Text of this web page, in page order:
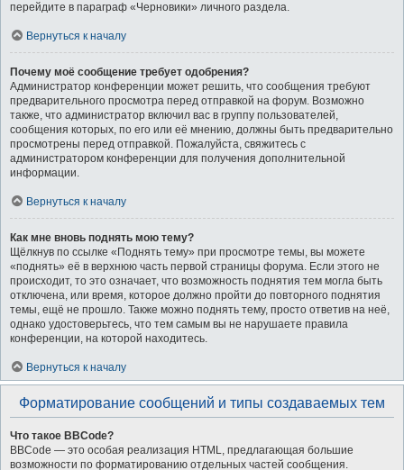
перейдите в параграф «Черновики» личного раздела.
Вернуться к началу
Почему моё сообщение требует одобрения?
Администратор конференции может решить, что сообщения требуют
предварительного просмотра перед отправкой на форум. Возможно
также, что администратор включил вас в группу пользователей,
сообщения которых, по его или её мнению, должны быть предварительно
просмотрены перед отправкой. Пожалуйста, свяжитесь с
администратором конференции для получения дополнительной
информации.
Вернуться к началу
Как мне вновь поднять мою тему?
Щёлкнув по ссылке «Поднять тему» при просмотре темы, вы можете
«поднять» её в верхнюю часть первой страницы форума. Если этого не
происходит, то это означает, что возможность поднятия тем могла быть
отключена, или время, которое должно пройти до повторного поднятия
темы, ещё не прошло. Также можно поднять тему, просто ответив на неё,
однако удостоверьтесь, что тем самым вы не нарушаете правила
конференции, на которой находитесь.
Вернуться к началу
Форматирование сообщений и типы создаваемых тем
Что такое BBCode?
BBCode — это особая реализация HTML, предлагающая большие
возможности по форматированию отдельных частей сообщения.